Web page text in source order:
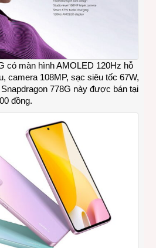
có màn hình AMOLED 120Hz hỗ
camera 108MP, sạc siêu tốc 67W,
778G này được bán tại
đồng.